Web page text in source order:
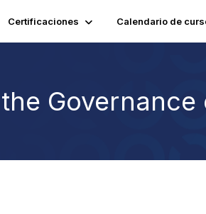
Certificaciones Calendario de